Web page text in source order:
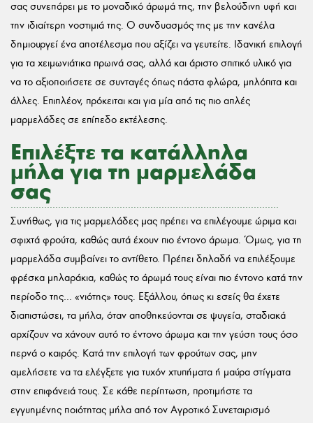
σας συνεπάρει με το μοναδικό άρωμά της, την βελούδινη υφή και
την ιδιαίτερη νοστιμιά της. Ο συνδυασμός της με την κανέλα
δημιουργεί ένα αποτέλεσμα που αξίζει να γευτείτε. Ιδανική επιλογή
για τα χειμωνιάτικα πρωινά σας, αλλά και άριστο σπιτικό υλικό για
να το αξιοποιήσετε σε συνταγές όπως πάστα φλώρα, μηλόπιτα και
άλλες. Επιπλέον, πρόκειται και για μία από τις πιο απλές
μαρμελάδες σε επίπεδο εκτέλεσης.
Επιλέξτε τα κατάλληλα
μήλα για τη μαρμελάδα
σας
Συνήθως, για τις μαρμελάδες μας πρέπει να επιλέγουμε ώριμα και
σφιχτά φρούτα, καθώς αυτά έχουν πιο έντονο άρωμα. Όμως, για τη
μαρμελάδα συμβαίνει το αντίθετο. Πρέπει δηλαδή να επιλέξουμε
φρέσκα μηλαράκια, καθώς το άρωμά τους είναι πιο έντονο κατά την
περίοδο της… «νιότης» τους. Εξάλλου, όπως κι εσείς θα έχετε
διαπιστώσει, τα μήλα, όταν αποθηκεύονται σε ψυγεία, σταδιακά
αρχίζουν να χάνουν αυτό το έντονο άρωμα και την γεύση τους όσο
περνά ο καιρός. Κατά την επιλογή των φρούτων σας, μην
αμελήσετε να τα ελέγξετε για τυχόν χτυπήματα ή μαύρα στίγματα
στην επιφάνειά τους. Σε κάθε περίπτωση, προτιμήστε τα
εγγυημένης ποιότητας μήλα από τον Αγροτικό Συνεταιρισμό